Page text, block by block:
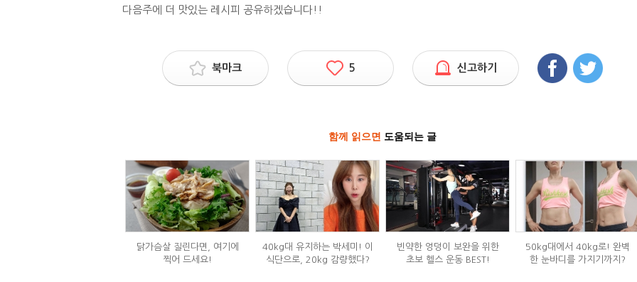
다음주에 더 맛있는 레시피 공유하겠습니다!!
북마크 5 신고하기
함께 읽으면 도움되는 글
닭가슴살 질린다면, 여기에
찍어 드세요!
40kg대 유지하는 박세미! 이
식단으로, 20kg 감량했다?
빈약한 엉덩이 보완을 위한
초보 헬스 운동 BEST!
50kg대에서 40kg로! 완벽
한 눈바디를 가지기까지?